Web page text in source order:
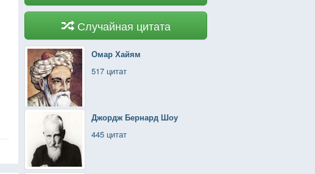
Случайная цитата
Омар Хайям
517 цитат
Джордж Бернард Шоу
445 цитат